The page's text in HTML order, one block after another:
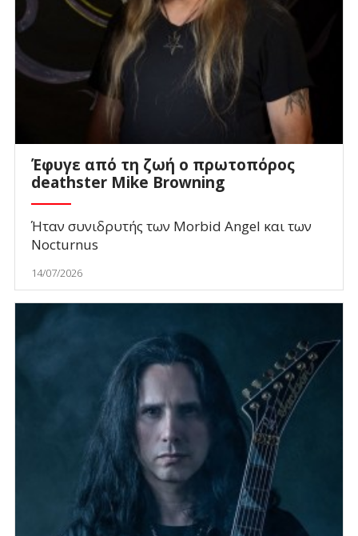
Έφυγε από τη ζωή ο πρωτοπόρος
deathster Mike Browning
Ήταν συνιδρυτής των Morbid Angel και των
Nocturnus
14/07/2026